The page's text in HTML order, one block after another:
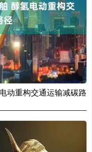
动重构交通运输减碳路